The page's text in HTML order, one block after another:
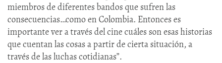
miembros de diferentes bandos que sufren las
consecuencias…como en Colombia. Entonces es
importante ver a través del cine cuáles son esas historias
que cuentan las cosas a partir de cierta situación, a
través de las luchas cotidianas”.